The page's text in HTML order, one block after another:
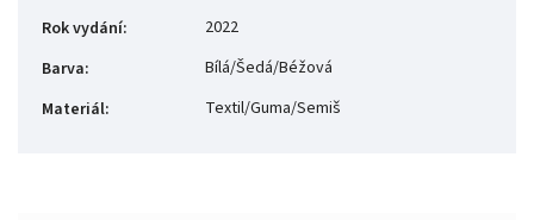
Rok vydání:
2022
Barva:
Bílá/Šedá/Béžová
Materiál: Textil/Guma/Semiš